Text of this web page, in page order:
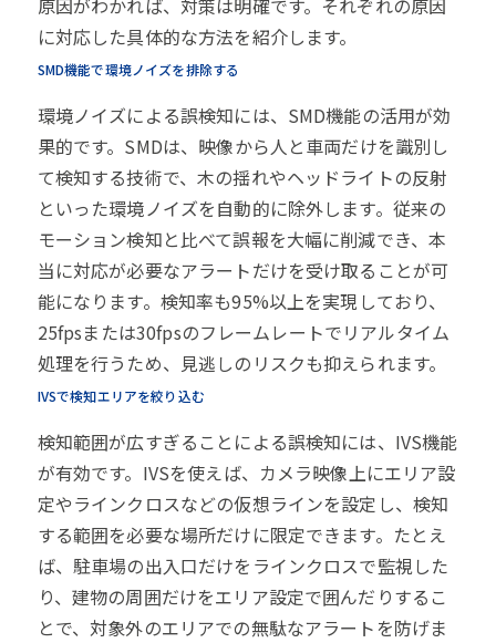
原因がわかれば、対策は明確です。それぞれの原因
に対応した具体的な方法を紹介します。
SMD機能で環境ノイズを排除する
環境ノイズによる誤検知には、SMD機能の活用が効
果的です。SMDは、映像から人と車両だけを識別し
て検知する技術で、木の揺れやヘッドライトの反射
といった環境ノイズを自動的に除外します。従来の
モーション検知と比べて誤報を大幅に削減でき、本
当に対応が必要なアラートだけを受け取ることが可
能になります。検知率も95%以上を実現しており、
25fpsまたは30fpsのフレームレートでリアルタイム
処理を行うため、見逃しのリスクも抑えられます。
IVSで検知エリアを絞り込む
検知範囲が広すぎることによる誤検知には、IVS機能
が有効です。IVSを使えば、カメラ映像上にエリア設
定やラインクロスなどの仮想ラインを設定し、検知
する範囲を必要な場所だけに限定できます。たとえ
ば、駐車場の出入口だけをラインクロスで監視した
り、建物の周囲だけをエリア設定で囲んだりするこ
とで、対象外のエリアでの無駄なアラートを防げま